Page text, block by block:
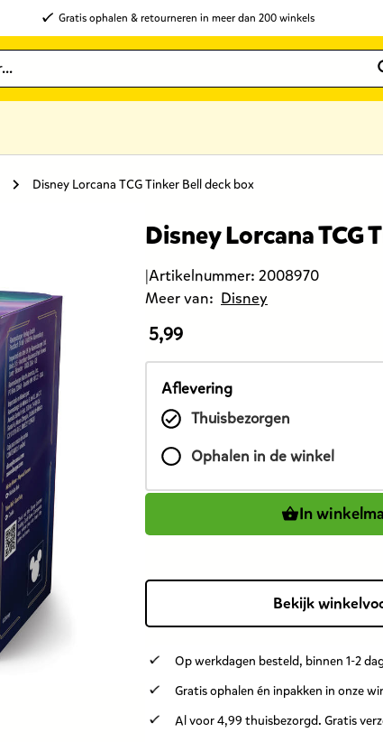
Gratis ophalen & retourneren in meer dan 200 winkels
Disney Lorcana TCG Tinker Bell deck box
Disney Lorcana TCG
|Artikelnummer: 2008970
Meer van: Disney
De
prijs
van
product
5,99
euro.
5,99
Aflevering
Thuisbezorgen
Ophalen in de winkel
In
Bekijk
Op werkdagen besteld, binnen 1-2
Gratis ophalen én inpakken in onze
Al voor 4,99 thuisbezorgd. Gratis